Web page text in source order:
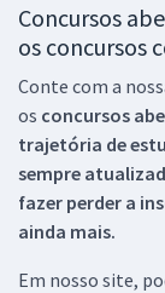
Concursos
os concursos
Conte com a
os concursos
trajetória de
sempre
fazer perder a
ainda mais.
Em nosso site,